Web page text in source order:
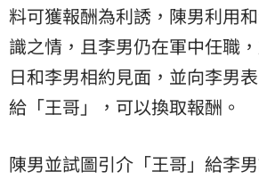
料可獲報酬為利誘，陳男利用
識之情，且李男仍在軍中任職
日和李男相約見面，並向李男
給「王哥」，可以換取報酬。
陳男並試圖引介「王哥」給李男